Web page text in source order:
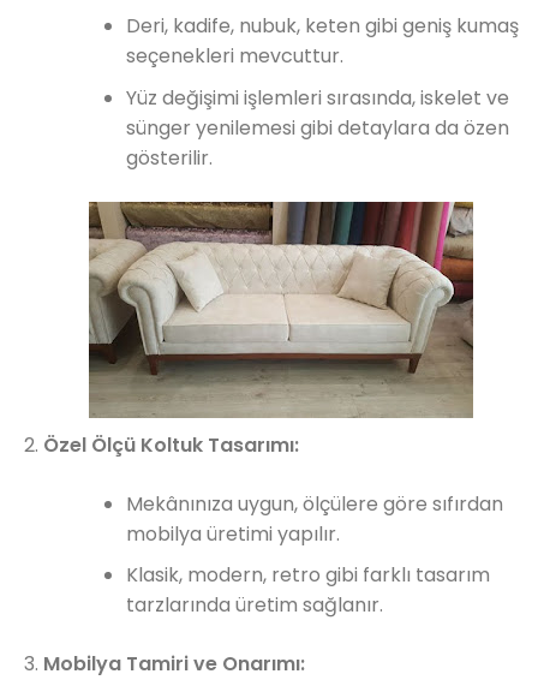
Deri, kadife, nubuk, keten gibi geniş kumaş
seçenekleri mevcuttur.
Yüz değişimi işlemleri sırasında, iskelet ve
sünger yenilemesi gibi detaylara da özen
gösterilir.
Özel Ölçü Koltuk Tasarımı:
Mekânınıza uygun, ölçülere göre sıfırdan
mobilya üretimi yapılır.
Klasik, modern, retro gibi farklı tasarım
tarzlarında üretim sağlanır.
Mobilya Tamiri ve Onarımı: